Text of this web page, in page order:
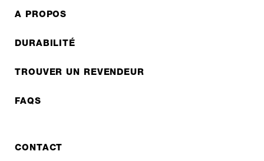
A PROPOS
DURABILITÉ
TROUVER UN REVENDEUR
FAQS
CONTACT